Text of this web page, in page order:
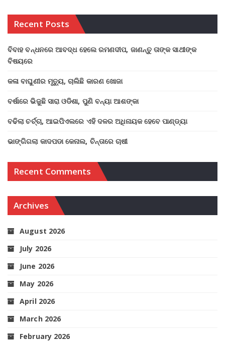
Recent Posts
ବିବାହ ବନ୍ଧନରେ ଆବଦ୍ଧ ହେଲେ ରମଣଦୀପ, ଜାଣନ୍ତୁ ତାଙ୍କ ସାଥୀଙ୍କ
ବିଷୟରେ
କଳା ବାଘୁଣୀର ମୃତ୍ୟୁ, ଚାଲିଛି କାରଣ ଖୋଜା
ବର୍ଷାରେ ଭିଜୁଛି ସାରା ଓଡିଶା, ପୁଣି ବନ୍ୟା ଆଶଙ୍କା
ବଢିଲା ଚର୍ଚ୍ଚା, ଆଇପିଏଲରେ ଏହି ଦଳର ଅଧିନାୟକ ହେବେ ପାଣ୍ଡ୍ୟା
ଭାଙ୍ଗିଗଲା କାଦପଡା କେନାଲ, ଚିନ୍ତାରେ ଚାଷୀ
Recent Comments
Archives
August 2026
July 2026
June 2026
May 2026
April 2026
March 2026
February 2026